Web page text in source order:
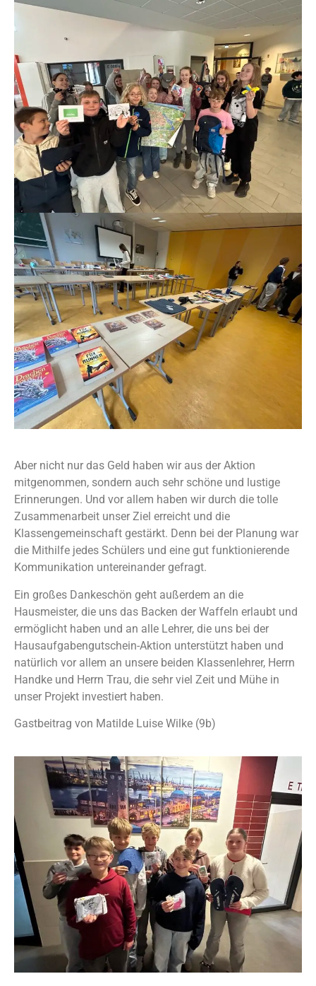
Aber nicht nur das Geld haben wir aus der Aktion
mitgenommen, sondern auch sehr schöne und lustige
Erinnerungen. Und vor allem haben wir durch die tolle
Zusammenarbeit unser Ziel erreicht und die
Klassengemeinschaft gestärkt. Denn bei der Planung war
die Mithilfe jedes Schülers und eine gut funktionierende
Kommunikation untereinander gefragt.
Ein großes Dankeschön geht außerdem an die
Hausmeister, die uns das Backen der Waffeln erlaubt und
ermöglicht haben und an alle Lehrer, die uns bei der
Hausaufgabengutschein-Aktion unterstützt haben und
natürlich vor allem an unsere beiden Klassenlehrer, Herrn
Handke und Herrn Trau, die sehr viel Zeit und Mühe in
unser Projekt investiert haben.
Gastbeitrag von Matilde Luise Wilke (9b)